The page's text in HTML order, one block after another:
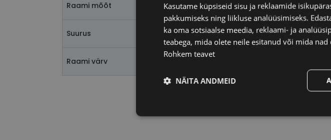
Raami mõõt 55-19
Suurus L
Raami värv
Kasutame küpsiseid sisu ja reklaamide
pakkumiseks ning liikluse analüüsimiseks.
ka oma sotsiaalse meedia, reklaami- ja
teabega, mida olete neile esitanud või mida
Rohkem teavet
NÄITA ANDMEID